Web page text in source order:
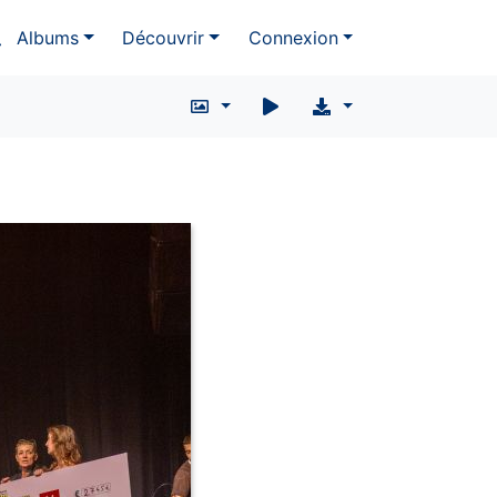
Albums Découvrir Connexion